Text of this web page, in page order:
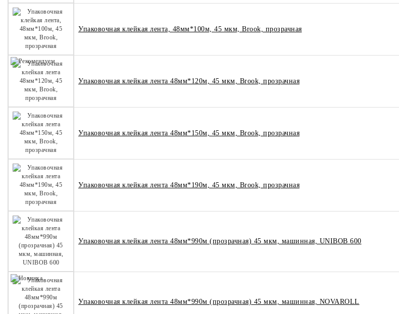
Упаковочная клейкая лента, 48мм*100м, 45 мкм, Brook, прозрачная
Упаковочная клейкая лента 48мм*120м, 45 мкм, Brook, прозрачная
Упаковочная клейкая лента 48мм*150м, 45 мкм, Brook, прозрачная
Упаковочная клейкая лента 48мм*190м, 45 мкм, Brook, прозрачная
Упаковочная клейкая лента 48мм*990м (прозрачная) 45 мкм, машинная, UNIBOB 600
Упаковочная клейкая лента 48мм*990м (прозрачная) 45 мкм, машинная, NOVAROLL